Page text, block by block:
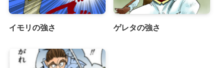
イモリの強さ ゲレタの強さ